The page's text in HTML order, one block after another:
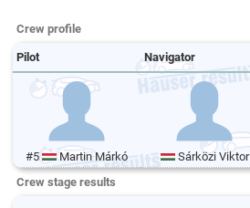
Crew profile
Pilot Navigator
#5 Martin Márkó Sárközi Viktor
Crew stage results